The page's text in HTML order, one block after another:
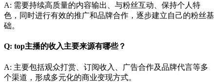
A: 需要持续高质量的内容输出、与粉丝互动、保持个人特
色，同时进行有效的推广和品牌合作，逐步建立自己的粉丝基
础。
Q: top主播的收入主要来源有哪些？
A: 主要包括观众打赏、订阅收入、广告合作及品牌代言等多
个渠道，形成多元化的商业变现方式。